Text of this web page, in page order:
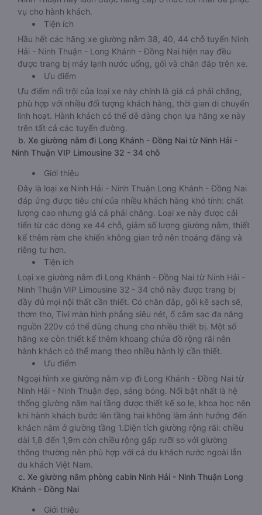
vụ cho hành khách.
Tiện ích
Hầu hết các hãng xe giường nằm 38, 40, 44 chỗ tuyến Ninh
Hải - Ninh Thuận - Long Khánh - Đồng Nai hiện nay đều
được trang bị máy lạnh nước uống, gối và chăn đắp trên xe.
Ưu điểm
Ưu điểm nổi trội của loại xe này chính là giá cả phải chăng,
phù hợp với nhiều đối tượng khách hàng, thời gian di chuyển
linh hoạt. Hành khách có thể dễ dàng chọn lựa hãng xe này
trên tất cả các tuyến đường.
b. Xe giường nằm đi Long Khánh - Đồng Nai từ Ninh Hải -
Ninh Thuận VIP Limousine 32 - 34 chỗ
Giới thiệu
Đây là loại xe Ninh Hải - Ninh Thuận Long Khánh - Đồng Nai
đáp ứng được tiêu chí của nhiều khách hàng khó tính: chất
lượng cao nhưng giá cả phải chăng. Loại xe này được cải
tiến từ các dòng xe 44 chỗ, giảm số lượng giường nằm, thiết
kế thêm rèm che khiến không gian trở nên thoáng đãng và
riêng tư hơn.
Tiện ích
Loại xe giường nằm đi Long Khánh - Đồng Nai từ Ninh Hải -
Ninh Thuận VIP Limousine 32 - 34 chỗ này được trang bị
đầy đủ mọi nội thất cần thiết. Có chăn đắp, gối kê sạch sẽ,
thơm tho, Tivi màn hình phẳng siêu nét, ổ cắm sạc đa năng
nguồn 220v có thể dùng chung cho nhiều thiết bị. Một số
hãng xe còn thiết kế thêm khoang chứa đồ rộng rãi nên
hành khách có thể mang theo nhiều hành lý cần thiết.
Ưu điểm
Ngoại hình xe giường nằm vip đi Long Khánh - Đồng Nai từ
Ninh Hải - Ninh Thuận đẹp, sáng bóng. Nổi bật nhất là hệ
thống giường nằm hai tầng được thiết kế so le, khoa học nên
khi hành khách bước lên tầng hai không làm ảnh hưởng đến
khách nằm ở giường tầng 1.Diện tích giường rộng rãi: chiều
dài 1,8 đến 1,9m còn chiều rộng gấp rưỡi so với giường
thông thường nên phù hợp với cả du khách nước ngoài lẫn
du khách Việt Nam.
c. Xe giường nằm phòng cabin Ninh Hải - Ninh Thuận Long
Khánh - Đồng Nai
Giới thiệu